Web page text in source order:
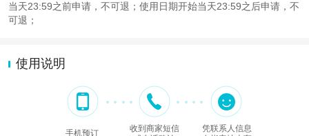
当天23:59之前申请，不可退；使用日期开始当天23:59之后申请，不
可退；
使用说明
手机预订
收到商家短信
凭联系人信息